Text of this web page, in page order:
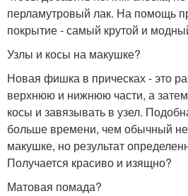
перламутровый лак. На помощь
покрытие - самый крутой и
Узлы и косы на макушке?
Новая фишка в прическах - это
верхнюю и нижнюю части, а
косы и завязывать в узел.
больше времени, чем обычный
макушке, но результат
Получается красиво и изящно?
Матовая помада?